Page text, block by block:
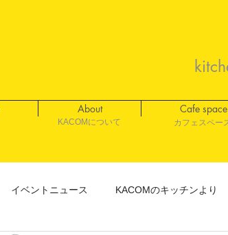
About Cafe space
KACOMについて カフェスペー
イベントニュース KACOMのキッチンより